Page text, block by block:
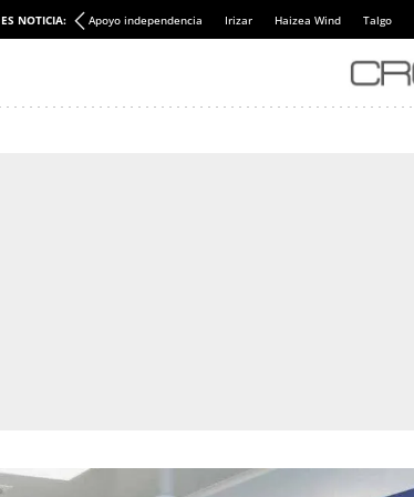
ES NOTICIA: Apoyo independencia Irizar Haizea Wind Talgo